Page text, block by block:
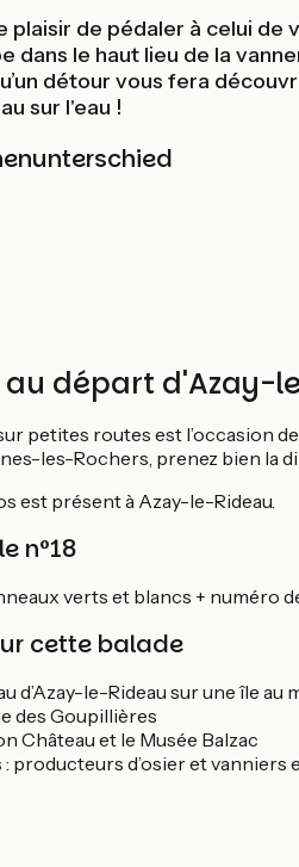
plaisir de pédaler à celui
dans le haut lieu de la
détour vous fera
sur l'eau !
au départ d'Azay-
petites routes est l’occasion
les-Rochers, prenez bien la
est présent à Azay-le-Rideau.
n°18
verts et blancs + numéro
cette balade
d’Azay-le-Rideau sur une île
des Goupillières
Château et le Musée Balzac
: producteurs d’osier et